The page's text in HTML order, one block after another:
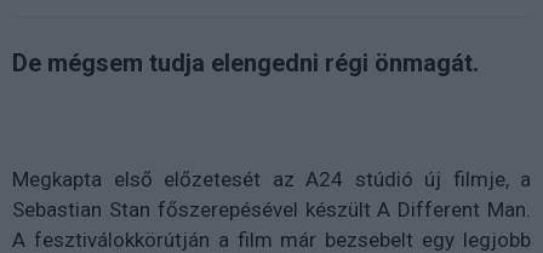
De mégsem tudja elengedni régi önmagát.
Megkapta első előzetesét az A24 stúdió új filmje, a
Sebastian Stan főszerepésével készült A Different Man.
A fesztiválokkörútján a film már bezsebelt egy legjobb